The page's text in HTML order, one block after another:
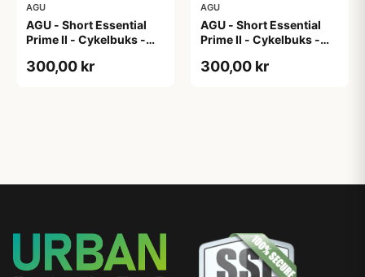
AGU
AGU - Short Essential
Prime II - Cykelbuks -
300,00 kr
AGU
AGU - Short Essential
Prime II - Cykelbuks -
300,00 kr